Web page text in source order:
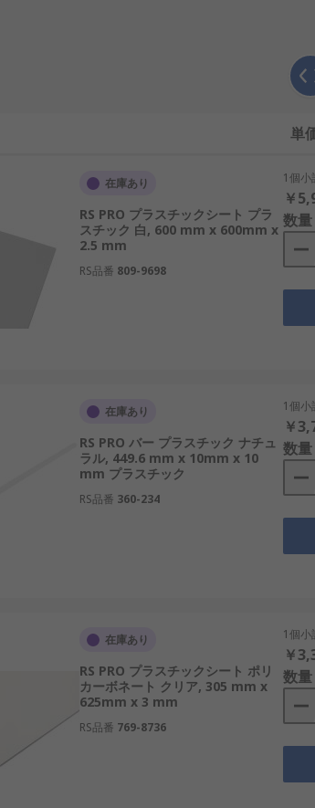
プがあり、長さと幅もさまざまです。また、
ングシート)は、軽量で耐衝撃性に優れてい
ス又はアクリルシートとも呼ばれている透
す。硬質タイプは、送水管、排水管などのパ
ルの敷設、 床、 看板、膨張型製品などに使
1つです。
て窓、 ドア、床を保護するために広く使用
法、 開孔率、パターン数のものがあります。
単
在庫あり
RS PRO プラスチックシート プラ
スチック 白, 600 mm x 600mm x
2.5 mm
RS品番 809-9698
1個小
￥
数量
在庫あり
RS PRO バー プラスチック ナチュ
ラル, 449.6 mm x 10mm x 10
mm プラスチック
RS品番 360-234
1個小
￥
数量
在庫あり
RS PRO プラスチックシート ポリ
カーボネート クリア, 305 mm x
625mm x 3 mm
RS品番 769-8736
1個小
￥
数量